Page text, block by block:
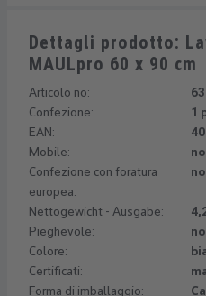
Dettagli prodotto:
MAULpro 60 x 90 cm
Articolo no:
Confezione:
1
EAN:
Mobile:
no
Confezione con foratura
europea:
no
Nettogewicht - Ausgabe:
Pieghevole:
no
Colore:
Certificati:
Forma di imballaggio: